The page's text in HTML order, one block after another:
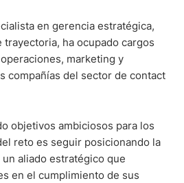
en gerencia estratégica,
trayectoria, ha ocupado cargos
marketing y
compañías del sector de contact
objetivos ambiciosos para los
reto es seguir posicionando la
un aliado estratégico que
en el cumplimiento de sus